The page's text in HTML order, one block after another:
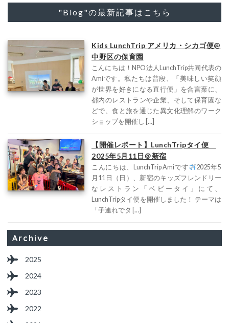
"Blog"の最新記事はこちら
Kids LunchTrip アメリカ・シカゴ便@
中野区の保育園
こんにちは！NPO法人LunchTrip共同代表の
Amiです。私たちは普段、「美味しい笑顔
が世界を好きになる直行便」を合言葉に、
都内のレストランや企業、そして保育園な
どで、食と旅を通じた異文化理解のワーク
ショップを開催し […]
【開催レポート】LunchTripタイ便
2025年5月11日＠新宿
こんにちは、LunchTrip Amiです
2025年5
月11日（日）、新宿のキッズフレンドリー
なレストラン「ベビータイ」にて、
LunchTripタイ便を開催しました！ テーマは
「子連れでタ […]
Archive
2025
2024
2023
2022